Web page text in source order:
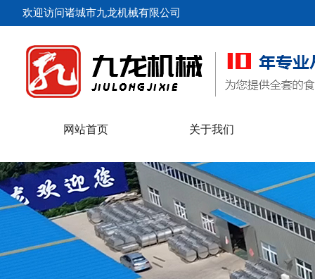
欢迎访问诸城市九龙机械有限公司
网站首页 关于我们